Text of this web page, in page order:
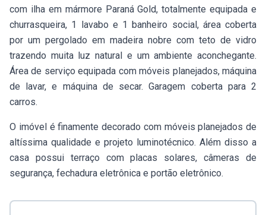
com ilha em mármore Paraná Gold, totalmente equipada e
churrasqueira, 1 lavabo e 1 banheiro social, área coberta
por um pergolado em madeira nobre com teto de vidro
trazendo muita luz natural e um ambiente aconchegante.
Área de serviço equipada com móveis planejados, máquina
de lavar, e máquina de secar. Garagem coberta para 2
carros.
O imóvel é finamente decorado com móveis planejados de
altíssima qualidade e projeto luminotécnico. Além disso a
casa possui terraço com placas solares, câmeras de
segurança, fechadura eletrônica e portão eletrônico.